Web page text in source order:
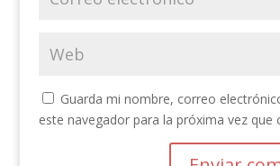
Guarda mi nombre, correo
este navegador para la próxima vez que